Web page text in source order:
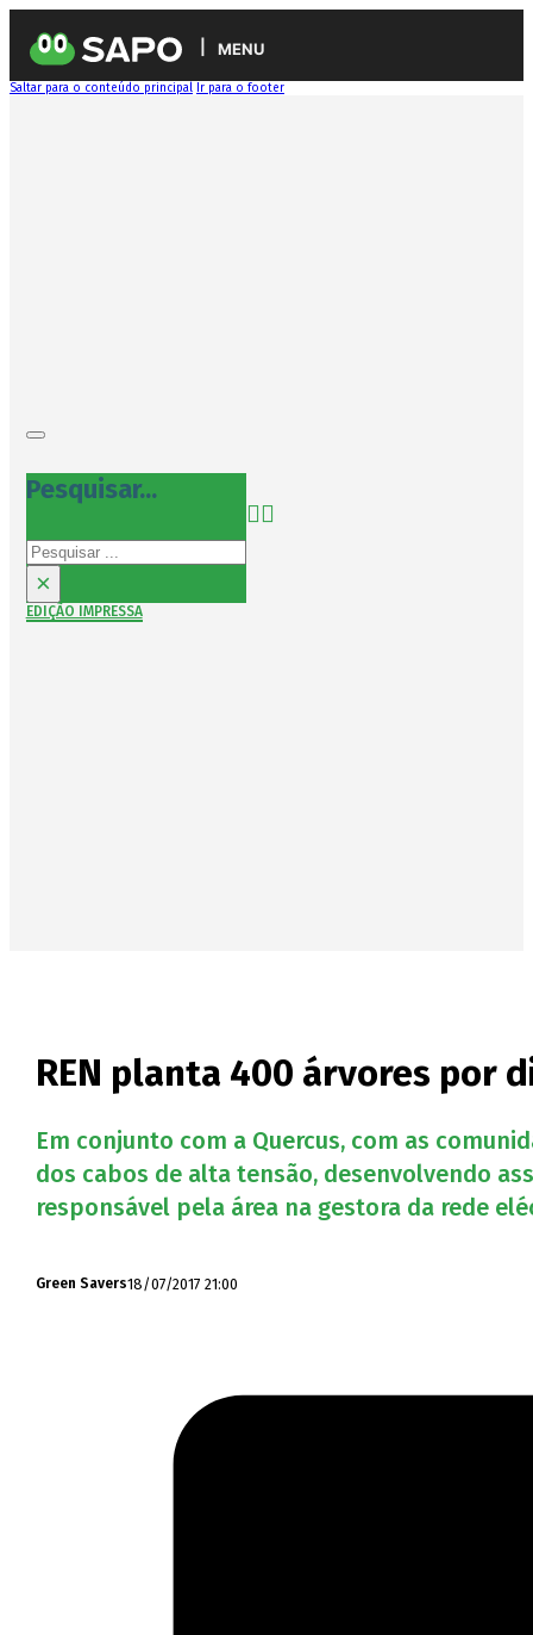
MENU
Saltar para o conteúdo principal Ir para o footer
Pesquisar...
Pesquisar
×
EDIÇÃO IMPRESSA
REN planta 400 árvores por
Em conjunto com a Quercus, com as
dos cabos de alta tensão, desenvolvendo
responsável pela área na gestora da rede
Green Savers18/07/2017 21:00